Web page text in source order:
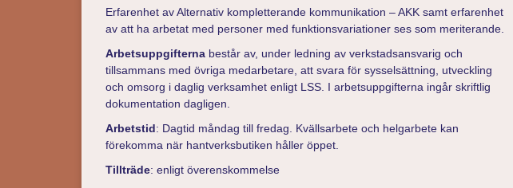
Erfarenhet av Alternativ kompletterande kommunikation – AKK samt erfarenhet
av att ha arbetat med personer med funktionsvariationer ses som meriterande.
Arbetsuppgifterna består av, under ledning av verkstadsansvarig och
tillsammans med övriga medarbetare, att svara för sysselsättning, utveckling
och omsorg i daglig verksamhet enligt LSS. I arbetsuppgifterna ingår skriftlig
dokumentation dagligen.
Arbetstid: Dagtid måndag till fredag. Kvällsarbete och helgarbete kan
förekomma när hantverksbutiken håller öppet.
Tillträde: enligt överenskommelse